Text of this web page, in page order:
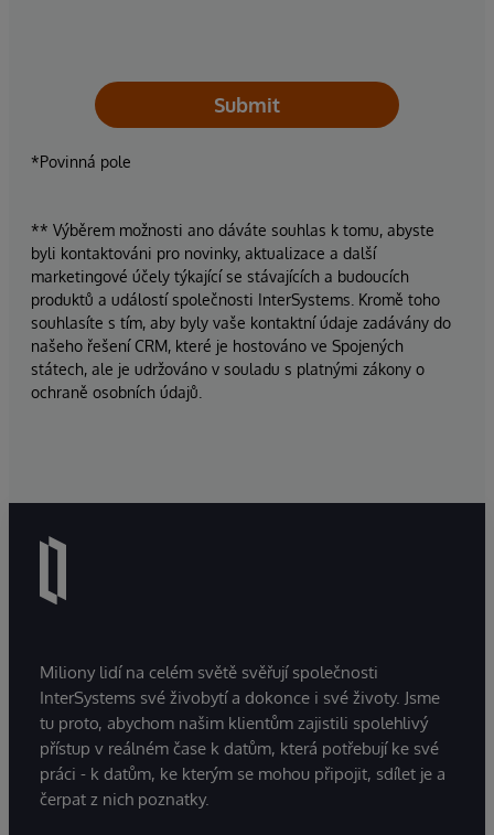
Submit
*Povinná pole
** Výběrem možnosti ano dáváte souhlas k tomu, abyste
byli kontaktováni pro novinky, aktualizace a další
marketingové účely týkající se stávajících a budoucích
produktů a událostí společnosti InterSystems. Kromě toho
souhlasíte s tím, aby byly vaše kontaktní údaje zadávány do
našeho řešení CRM, které je hostováno ve Spojených
státech, ale je udržováno v souladu s platnými zákony o
ochraně osobních údajů.
Miliony lidí na celém světě svěřují společnosti
InterSystems své živobytí a dokonce i své životy. Jsme
tu proto, abychom našim klientům zajistili spolehlivý
přístup v reálném čase k datům, která potřebují ke své
práci - k datům, ke kterým se mohou připojit, sdílet je a
čerpat z nich poznatky.